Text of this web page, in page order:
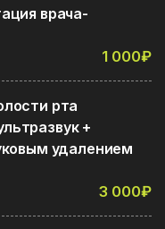
врача-
1 000₽
рта
+
удалением
3 000₽